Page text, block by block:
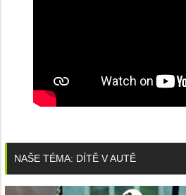
NAŠE TÉMA: DÍTĚ V AUTĚ